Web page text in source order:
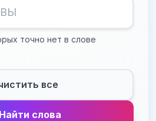
точно нет в слове
все
Найти слова